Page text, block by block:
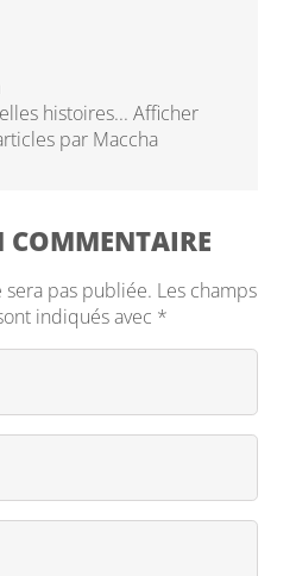
histoires... Afficher
par Maccha
COMMENTAIRE
sera pas publiée. Les champs
indiqués avec *